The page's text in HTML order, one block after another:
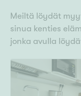
H
Asuntotyyppi
Meiltä löydät
sinua kenties
jonka avulla